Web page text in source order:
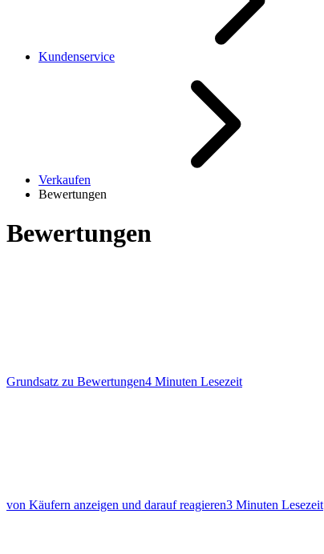
Kundenservice
Verkaufen
Bewertungen
Bewertungen
Grundsatz zu Bewertungen4 Minuten Lesezeit
von Käufern anzeigen und darauf reagieren3 Minuten Lesezeit